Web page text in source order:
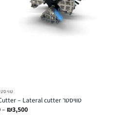
טוויסטר Wing Cutter – Lateral cutter לחיתוך ושיוף – פרימיום
₪3,500
–